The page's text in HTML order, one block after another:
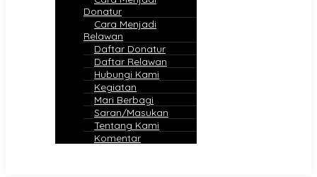
Donatur
Cara Menjadi
Relawan
Daftar Donatur
Daftar Relawan
Hubungi Kami
Kegiatan
Mari Berbagi
Saran/Masukan
Tentang Kami
Komentar